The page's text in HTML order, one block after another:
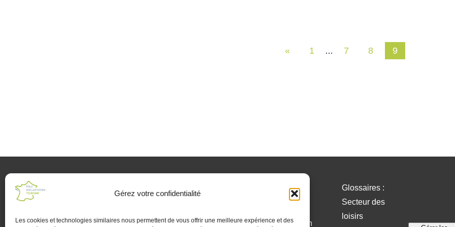
Gérez votre confidentialité
Les cookies et technologies similaires nous permettent de vous offrir une meilleure expérience et des
« 1 … 7 8 9
Mentions
Plan du Politique de Inscription
Glossaires :
Secteur des
loisirs